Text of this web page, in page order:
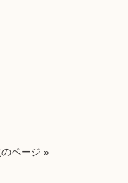
のページ »